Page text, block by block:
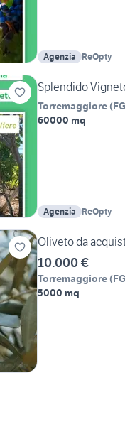
Agenzia ReOpty
Splendido
Torremaggiore (FG
60000 mq
Agenzia ReOpty
Oliveto da
10.000 €
Torremaggiore (FG
5000 mq